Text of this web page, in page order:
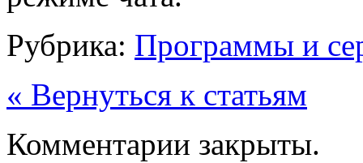
Рубрика: Программы и
« Вернуться к статьям
Комментарии закрыты.